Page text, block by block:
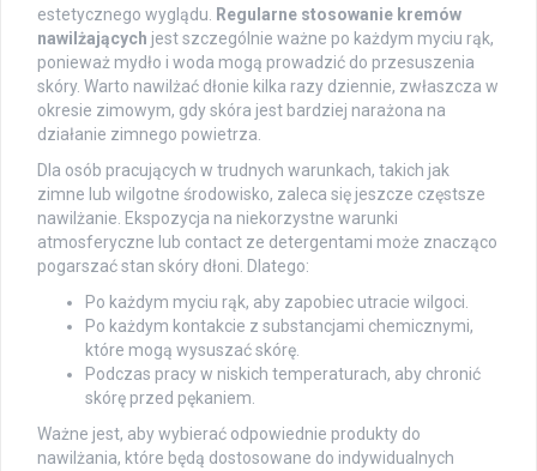
estetycznego wyglądu. Regularne stosowanie kremów
nawilżających jest szczególnie ważne po każdym myciu rąk,
ponieważ mydło i woda mogą prowadzić do przesuszenia
skóry. Warto nawilżać dłonie kilka razy dziennie, zwłaszcza w
okresie zimowym, gdy skóra jest bardziej narażona na
działanie zimnego powietrza.
Dla osób pracujących w trudnych warunkach, takich jak
zimne lub wilgotne środowisko, zaleca się jeszcze częstsze
nawilżanie. Ekspozycja na niekorzystne warunki
atmosferyczne lub contact ze detergentami może znacząco
pogarszać stan skóry dłoni. Dlatego:
Po każdym myciu rąk, aby zapobiec utracie wilgoci.
Po każdym kontakcie z substancjami chemicznymi,
które mogą wysuszać skórę.
Podczas pracy w niskich temperaturach, aby chronić
skórę przed pękaniem.
Ważne jest, aby wybierać odpowiednie produkty do
nawilżania, które będą dostosowane do indywidualnych